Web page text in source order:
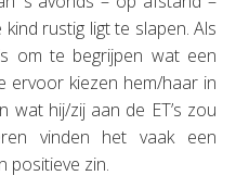
rustig ligt te slapen. Als
om te begrijpen wat een
ervoor kiezen hem/haar in
wat hij/zij aan de ET’s zou
vinden het vaak een
positieve zin.